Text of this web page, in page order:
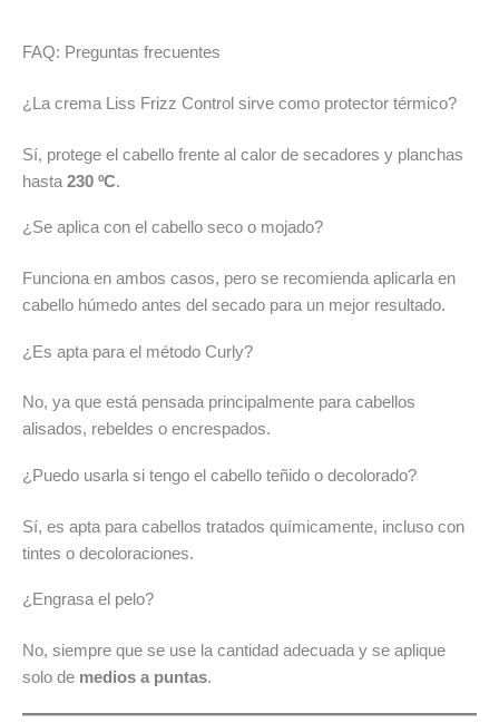
FAQ: Preguntas frecuentes
¿La crema Liss Frizz Control sirve como protector térmico?
Sí, protege el cabello frente al calor de secadores y planchas
hasta 230 ºC.
¿Se aplica con el cabello seco o mojado?
Funciona en ambos casos, pero se recomienda aplicarla en
cabello húmedo antes del secado para un mejor resultado.
¿Es apta para el método Curly?
No, ya que está pensada principalmente para cabellos
alisados, rebeldes o encrespados.
¿Puedo usarla si tengo el cabello teñido o decolorado?
Sí, es apta para cabellos tratados químicamente, incluso con
tintes o decoloraciones.
¿Engrasa el pelo?
No, siempre que se use la cantidad adecuada y se aplique
solo de medios a puntas.